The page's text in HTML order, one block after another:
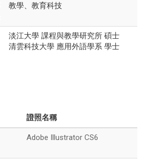
教學、教育科技
淡江大學 課程與教學研究所 碩士
清雲科技大學 應用外語學系 學士
證照名稱
Adobe Illustrator CS6